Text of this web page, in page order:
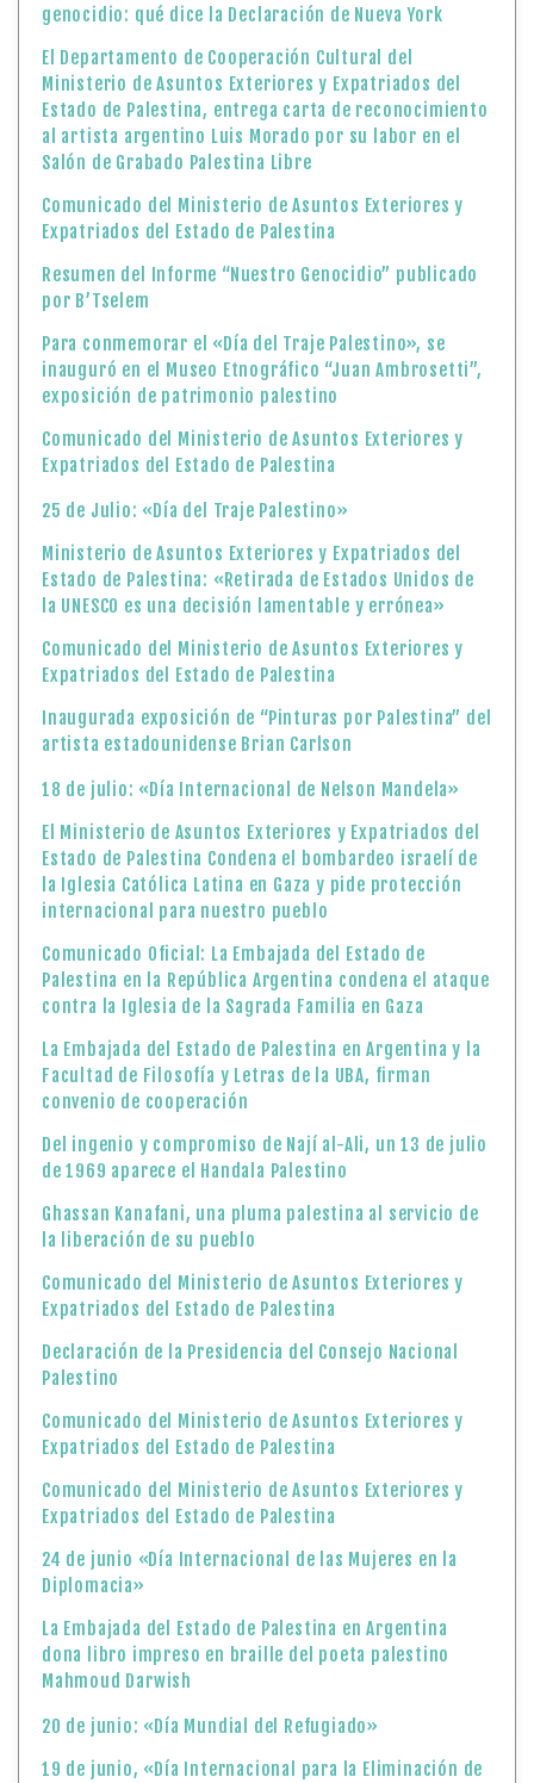
genocidio: qué dice la Declaración de Nueva York
El Departamento de Cooperación Cultural del
Ministerio de Asuntos Exteriores y Expatriados del
Estado de Palestina, entrega carta de reconocimiento
al artista argentino Luis Morado por su labor en el
Salón de Grabado Palestina Libre
Comunicado del Ministerio de Asuntos Exteriores y
Expatriados del Estado de Palestina
Resumen del Informe “Nuestro Genocidio” publicado
por B’Tselem
Para conmemorar el «Día del Traje Palestino», se
inauguró en el Museo Etnográfico “Juan Ambrosetti”,
exposición de patrimonio palestino
Comunicado del Ministerio de Asuntos Exteriores y
Expatriados del Estado de Palestina
25 de Julio: «Día del Traje Palestino»
Ministerio de Asuntos Exteriores y Expatriados del
Estado de Palestina: «Retirada de Estados Unidos de
la UNESCO es una decisión lamentable y errónea»
Comunicado del Ministerio de Asuntos Exteriores y
Expatriados del Estado de Palestina
Inaugurada exposición de “Pinturas por Palestina” del
artista estadounidense Brian Carlson
18 de julio: «Día Internacional de Nelson Mandela»
El Ministerio de Asuntos Exteriores y Expatriados del
Estado de Palestina Condena el bombardeo israelí de
la Iglesia Católica Latina en Gaza y pide protección
internacional para nuestro pueblo
Comunicado Oficial: La Embajada del Estado de
Palestina en la República Argentina condena el ataque
contra la Iglesia de la Sagrada Familia en Gaza
La Embajada del Estado de Palestina en Argentina y la
Facultad de Filosofía y Letras de la UBA, firman
convenio de cooperación
Del ingenio y compromiso de Nají al-Ali, un 13 de julio
de 1969 aparece el Handala Palestino
Ghassan Kanafani, una pluma palestina al servicio de
la liberación de su pueblo
Comunicado del Ministerio de Asuntos Exteriores y
Expatriados del Estado de Palestina
Declaración de la Presidencia del Consejo Nacional
Palestino
Comunicado del Ministerio de Asuntos Exteriores y
Expatriados del Estado de Palestina
Comunicado del Ministerio de Asuntos Exteriores y
Expatriados del Estado de Palestina
24 de junio «Día Internacional de las Mujeres en la
Diplomacia»
La Embajada del Estado de Palestina en Argentina
dona libro impreso en braille del poeta palestino
Mahmoud Darwish
20 de junio: «Día Mundial del Refugiado»
19 de junio, «Día Internacional para la Eliminación de